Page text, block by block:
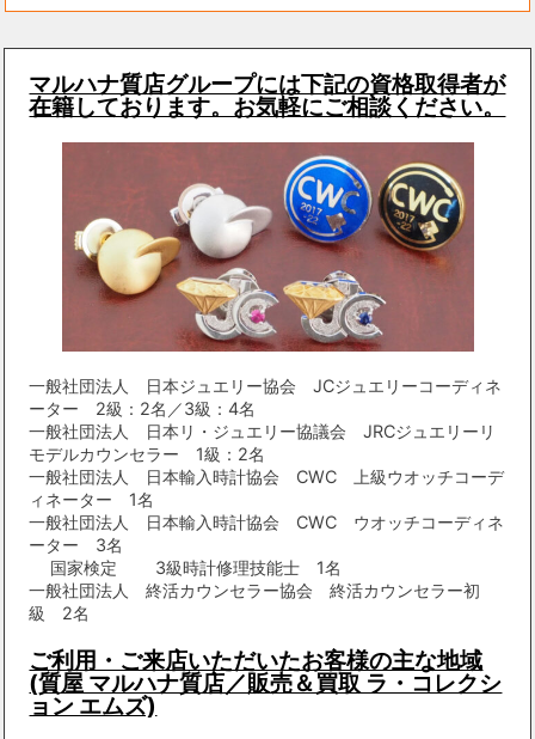
マルハナ質店グループには下記の資格取得者が
在籍しております。お気軽にご相談ください。
一般社団法人 日本ジュエリー協会 JCジュエリーコーディネ
ーター 2級：2名／3級：4名
一般社団法人 日本リ・ジュエリー協議会 JRCジュエリーリ
モデルカウンセラー 1級：2名
一般社団法人 日本輸入時計協会 CWC 上級ウオッチコーデ
ィネーター 1名
一般社団法人 日本輸入時計協会 CWC ウオッチコーディネ
ーター 3名
国家検定 3級時計修理技能士 1名
一般社団法人 終活カウンセラー協会 終活カウンセラー初
級 2名
ご利用・ご来店いただいたお客様の主な地域
(質屋 マルハナ質店／販売＆買取 ラ・コレクシ
ョン エムズ)